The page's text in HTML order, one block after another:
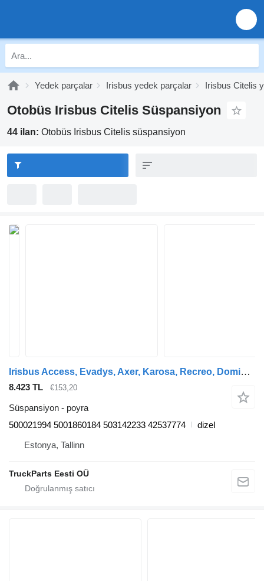
Yedek parçalar Irisbus yedek parçalar Irisbus Citelis
Otobüs Irisbus Citelis Süspansiyon
44 ilan: Otobüs Irisbus Citelis süspansiyon
Irisbus Access, Evadys, Axer, Karosa, Recreo, Domino, Agora, Citelis, Eurorider (1999-) otobüs için Irisbus gövde (01.99-12.07) 500021994 poyra
8.423 TL €153,20
Süspansiyon - poyra
500021994 5001860184 503142233 42537774
dizel
Estonya, Tallinn
TruckParts Eesti OÜ